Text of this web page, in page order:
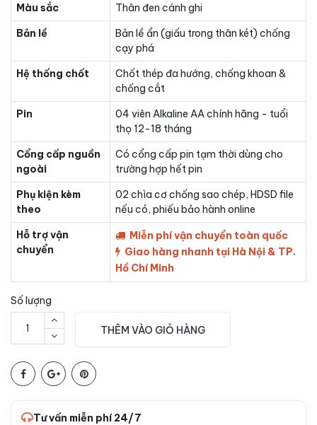
Màu sắc
Thân đen cánh ghi
Bản lề
Bản lề ẩn (giấu trong thân két) chống
cạy phá
Hệ thống chốt
Chốt thép đa hướng, chống khoan &
chống cắt
Pin
04 viên Alkaline AA chính hãng - tuổi
thọ 12-18 tháng
Cổng cấp nguồn
ngoài
Có cổng cấp pin tạm thời dùng cho
trường hợp hết pin
Phụ kiện kèm
theo
02 chìa cơ chống sao chép, HDSD file
nếu có, phiếu bảo hành online
Hỗ trợ vận
chuyển
Miễn phí vận chuyển toàn quốc
Giao hàng nhanh tại Hà Nội & TP.
Hồ Chí Minh
Số lượng
THÊM VÀO GIỎ HÀNG
Tư vấn miễn phí 24/7